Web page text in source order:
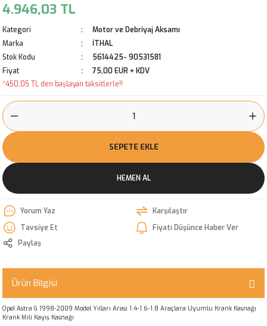
4.946,03 TL
Kategori
Motor ve Debriyaj Aksamı
Marka
İTHAL
Stok Kodu
5614425- 90531581
Fiyat
75,00 EUR + KDV
*450,05 TL den başlayan taksitlerle!!
SEPETE EKLE
HEMEN AL
Yorum Yaz
Karşılaştır
Tavsiye Et
Fiyatı Düşünce Haber Ver
Paylaş
Ürün Bilgisi
Opel Astra G 1998-2009 Model Yılları Arası 1.4-1.6-1.8 Araçlara Uyumlu Krank Kasnağı
Krank Mili Kayış Kasnağı